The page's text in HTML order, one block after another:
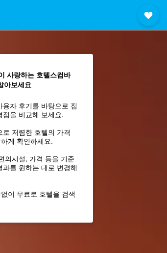
사랑하는 호텔스컴바
아보세요
용자 후기를 바탕으로 집
점을 비교해 보세요.
로 저렴한 호텔의 가격
게 확인하세요.
의시설, 가격 등을 기준
과를 원하는 대로 변경해
이 무료로 호텔을 검색